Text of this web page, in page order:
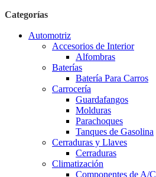
Categorías
Automotriz
Accesorios de Interior
Alfombras
Baterías
Batería Para Carros
Carrocería
Guardafangos
Molduras
Parachoques
Tanques de Gasolina
Cerraduras y Llaves
Cerraduras
Climatización
Componentes de A/C